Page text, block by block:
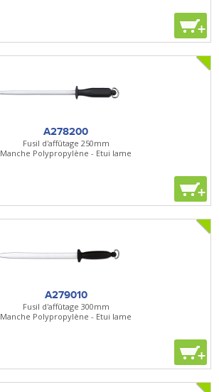
+
A278200
Fusil d'affûtage 250mm
Manche Polypropylène - Etui lame
+
A279010
Fusil d'affûtage 300mm
Manche Polypropylène - Etui lame
+